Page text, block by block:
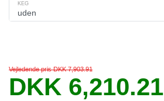
KEG
Vejledende pris DKK 7,903.91
DKK 6,210.21